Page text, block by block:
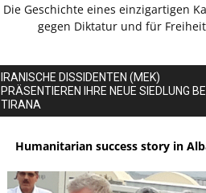
Die Geschichte eines einzigartigen
gegen Diktatur und für Freiheit
IRANISCHE DISSIDENTEN (MEK)
PRÄSENTIEREN IHRE NEUE SIEDLUNG BEI
TIRANA
Humanitarian success story in